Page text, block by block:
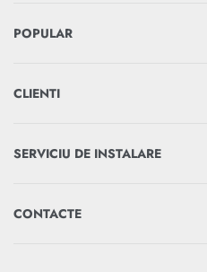
POPULAR
CLIENTI
SERVICIU DE INSTALARE
CONTACTE